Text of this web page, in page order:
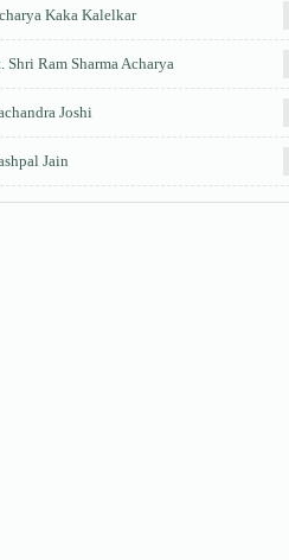
Kaka Kalelkar
Shri Ram Sharma Acharya
Joshi
Jain